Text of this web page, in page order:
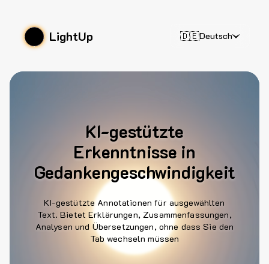
LightUp 🇩🇪Deutsch
KI-gestützte
Erkenntnisse in
Gedankengeschwindigkeit
KI-gestützte Annotationen für ausgewählten
Text. Bietet Erklärungen, Zusammenfassungen,
Analysen und Übersetzungen, ohne dass Sie den
Tab wechseln müssen